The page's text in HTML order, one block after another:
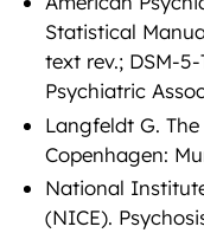
Statistical
text rev.; DSM-
Psychiatric
Langfeldt G.
Copenhagen:
National
(NICE).